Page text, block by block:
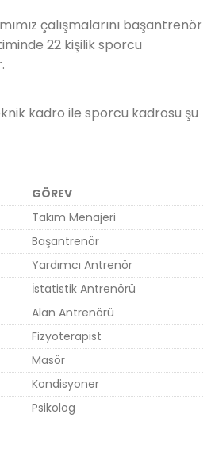
çalışmalarını başantrenör
22 kişilik sporcu
kadro ile sporcu kadrosu şu
GÖREV
Takım Menajeri
Başantrenör
Yardımcı Antrenör
İstatistik Antrenörü
Alan Antrenörü
Fizyoterapist
Masör
Kondisyoner
Psikolog